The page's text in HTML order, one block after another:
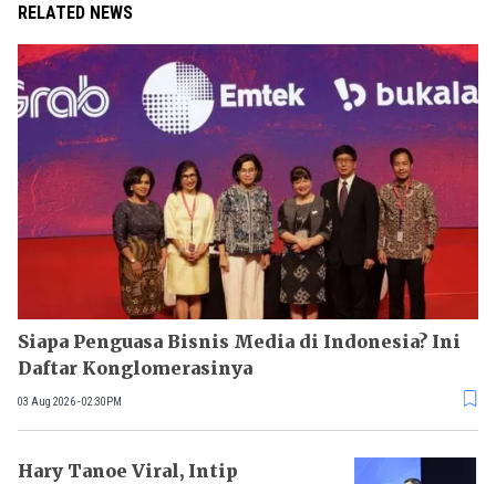
RELATED NEWS
Siapa Penguasa Bisnis Media di Indonesia? Ini
Daftar Konglomerasinya
03 Aug 2026 - 02:30PM
Hary Tanoe Viral, Intip